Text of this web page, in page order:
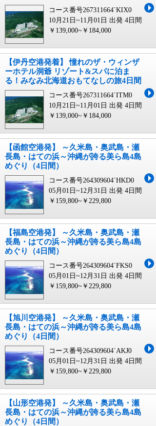
コース番号267311664`KIX0
10月21日~11月01日 出発 4日間
￥139,000~￥184,000
【伊丹空港発着】 憧れのザ・ウィンザ
ーホテル洞爺 リゾート&スパに泊ま
る！みなみ北海道おもてなしの旅4日間
コース番号267311664`ITM0
10月21日~11月01日 出発 4日間
￥139,000~￥184,000
【函館空港発】 ～久米島・奥武島・瀬
長島・はての浜～沖縄が誇る美ら島4島
めぐり（4日間）
コース番号264309604`HKD0
05月01日~12月31日 出発 4日間
￥159,800~￥229,800
【福島空港発】 ～久米島・奥武島・瀬
長島・はての浜～沖縄が誇る美ら島4島
めぐり（4日間）
コース番号264309604`FKS0
05月01日~12月31日 出発 4日間
￥159,800~￥229,800
【旭川空港発】 ～久米島・奥武島・瀬
長島・はての浜～沖縄が誇る美ら島4島
めぐり（4日間）
コース番号264309604`AKJ0
05月01日~12月31日 出発 4日間
￥159,800~￥229,800
【山形空港発】 ～久米島・奥武島・瀬
長島・はての浜～沖縄が誇る美ら島4島
めぐり（4日間）